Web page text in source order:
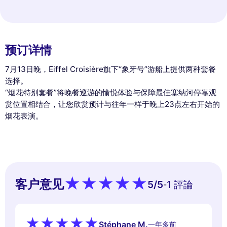
预订详情
7月13日晚，Eiffel Croisière旗下“象牙号”游船上提供两种套餐
选择。
“烟花特别套餐”将晚餐巡游的愉悦体验与保障最佳塞纳河停靠观
赏位置相结合，让您欣赏预计与往年一样于晚上23点左右开始的
烟花表演。
客户意见 5/5-1 評論
Stéphane M.一年多前